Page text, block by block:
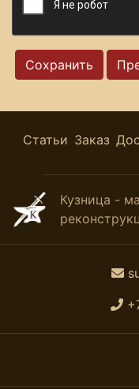
Статьи Заказ
Кузница -